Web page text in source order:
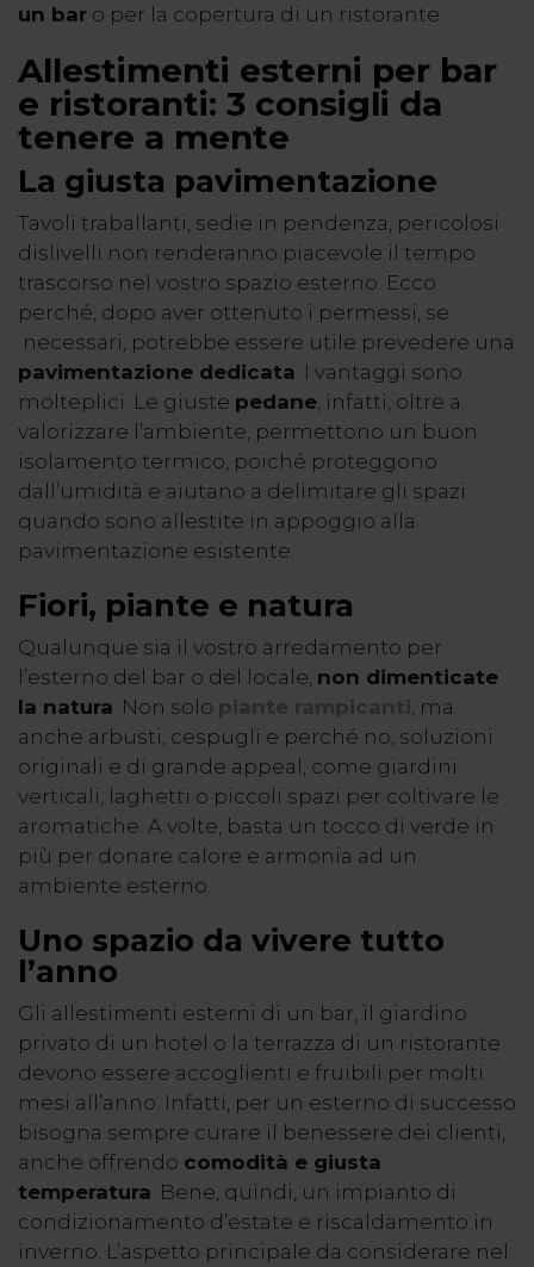
un bar o per la copertura di un ristorante.
Allestimenti esterni per bar
e ristoranti: 3 consigli da
tenere a mente
La giusta pavimentazione
Tavoli traballanti, sedie in pendenza, pericolosi
dislivelli non renderanno piacevole il tempo
trascorso nel vostro spazio esterno. Ecco
perché, dopo aver ottenuto i permessi, se
necessari, potrebbe essere utile prevedere una
pavimentazione dedicata . I vantaggi sono
molteplici. Le giuste pedane , infatti, oltre a
valorizzare l’ambiente, permettono un buon
isolamento termico, poiché proteggono
dall’umidità e aiutano a delimitare gli spazi
quando sono allestite in appoggio alla
pavimentazione esistente.
Fiori, piante e natura
Qualunque sia il vostro arredamento per
l’esterno del bar o del locale, non dimenticate
la natura . Non solo piante rampicanti , ma
anche arbusti, cespugli e perché no, soluzioni
originali e di grande appeal, come giardini
verticali, laghetti o piccoli spazi per coltivare le
aromatiche. A volte, basta un tocco di verde in
più per donare calore e armonia ad un
ambiente esterno.
Uno spazio da vivere tutto
l’anno
Gli allestimenti esterni di un bar , il giardino
privato di un hotel o la terrazza di un ristorante
devono essere accoglienti e fruibili per molti
mesi all’anno. Infatti, per un esterno di successo
bisogna sempre curare il benessere dei clienti,
anche offrendo comodità e giusta
temperatura . Bene, quindi, un impianto di
condizionamento d’estate e riscaldamento in
inverno. L’aspetto principale da considerare nel